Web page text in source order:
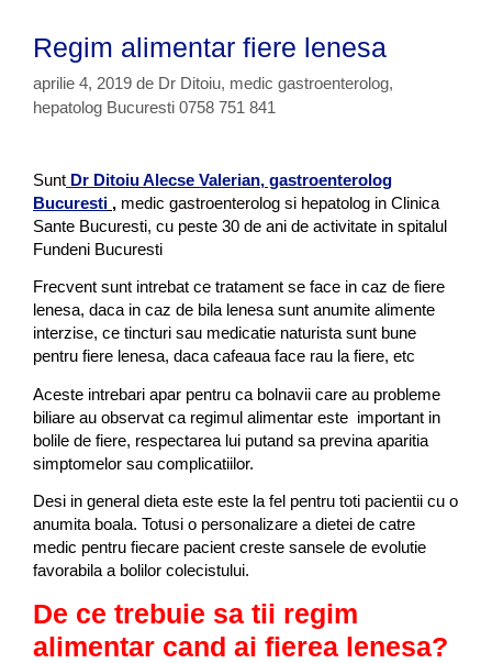
i
a
e
s
a
c
o
e
i
s
t
l
e
n
s
Regim alimentar fiere lenesa
aprilie 4, 2019 de Dr Ditoiu, medic gastroenterolog,
hepatolog Bucuresti 0758 751 841
Sunt Dr Ditoiu Alecse Valerian, gastroenterolog
Bucuresti , medic gastroenterolog si hepatolog in Clinica
Sante Bucuresti, cu peste 30 de ani de activitate in spitalul
Fundeni Bucuresti
Frecvent sunt intrebat ce tratament se face in caz de fiere
lenesa, daca in caz de bila lenesa sunt anumite alimente
interzise, ce tincturi sau medicatie naturista sunt bune
pentru fiere lenesa, daca cafeaua face rau la fiere, etc
Aceste intrebari apar pentru ca bolnavii care au probleme
biliare au observat ca regimul alimentar este important in
bolile de fiere, respectarea lui putand sa previna aparitia
simptomelor sau complicatiilor.
Desi in general dieta este este la fel pentru toti pacientii cu o
anumita boala. Totusi o personalizare a dietei de catre
medic pentru fiecare pacient creste sansele de evolutie
favorabila a bolilor colecistului.
De ce trebuie sa tii regim
alimentar cand ai fierea lenesa?